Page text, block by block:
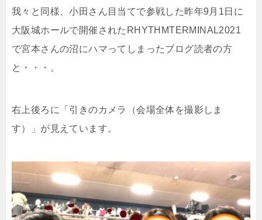
我々と同様、小田さん目当てで参戦した昨年9月1日に
大阪城ホールで開催されたRHYTHMTERMINAL2021
で宮本さんの沼にハマってしまったブログ読者の方
と・・・。
右上後ろに「引きのカメラ（会場全体を撮影しま
す）」が見えています。